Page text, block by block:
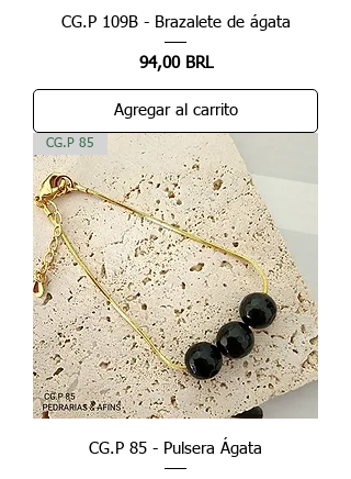
CG.P 109B - Brazalete de ágata
Precio
94,00 BRL
Agregar al carrito
CG.P 85
CG.P 85 - Pulsera Ágata